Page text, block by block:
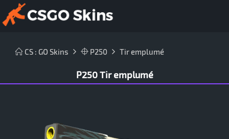
CS : GO Skins P250 Tir emplumé
P250 Tir emplumé